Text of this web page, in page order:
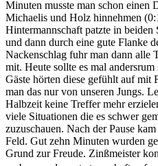
Minuten musste man schon einen
Michaelis und Holz hinnehmen
Hintermannschaft patzte in beiden
und dann durch eine gute Flanke
Nackenschlag fuhr man dann alle
mit. Heute sollte es mal
Gäste hörten diese gefühlt auf mit
man das nur von unseren Jungs.
Halbzeit keine Treffer mehr
viele Situationen die es schwer
zuzuschauen. Nach der Pause
Feld. Gut zehn Minuten wurden
Grund zur Freude. Zinßmeister